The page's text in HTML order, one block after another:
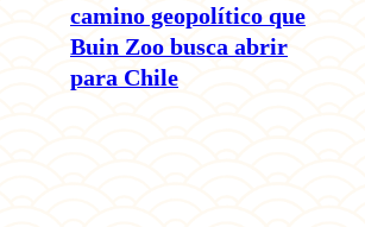
camino geopolítico que
Buin Zoo busca abrir
para Chile